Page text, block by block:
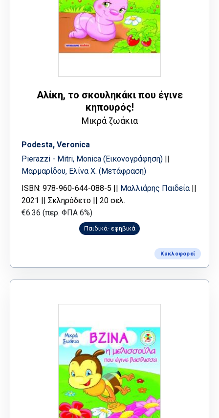
Αλίκη, το σκουληκάκι που έγινε
κηπουρός!
Μικρά ζωάκια
Podesta, Veronica
Pierazzi - Mitri, Monica (Εικονογράφηση) ||
Μαρμαρίδου, Ελίνα Χ. (Μετάφραση)
ISBN: 978-960-644-088-5 || Μαλλιάρης Παιδεία ||
2021 || Σκληρόδετο || 20 σελ.
€6.36 (περ. ΦΠΑ 6%)
Παιδικά- εφηβικά
Κυκλοφορεί